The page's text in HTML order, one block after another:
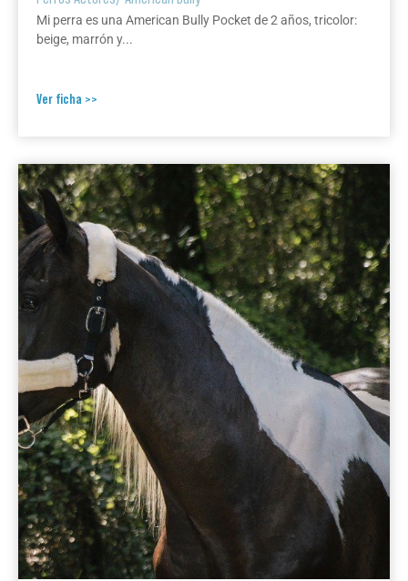
Mi perra es una American Bully Pocket de 2 años, tricolor:
beige, marrón y...
Ver ficha >>